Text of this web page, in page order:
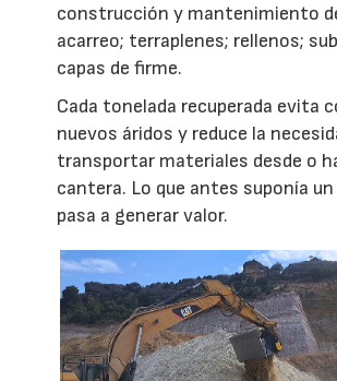
construcción y mantenimiento
acarreo; terraplenes; rellenos;
capas de firme.
Cada tonelada recuperada evita
nuevos áridos y reduce la
transportar materiales desde o
cantera. Lo que antes suponía
pasa a generar valor.